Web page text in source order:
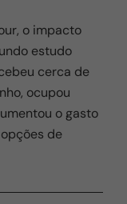
o impacto
estudo
cerca de
ocupou
o gasto
de